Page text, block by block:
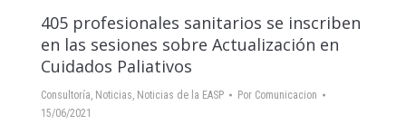
405 profesionales sanitarios se inscriben
en las sesiones sobre Actualización en
Cuidados Paliativos
Consultoría Noticias Noticias de la EASP Por Comunicacion
15/06/2021